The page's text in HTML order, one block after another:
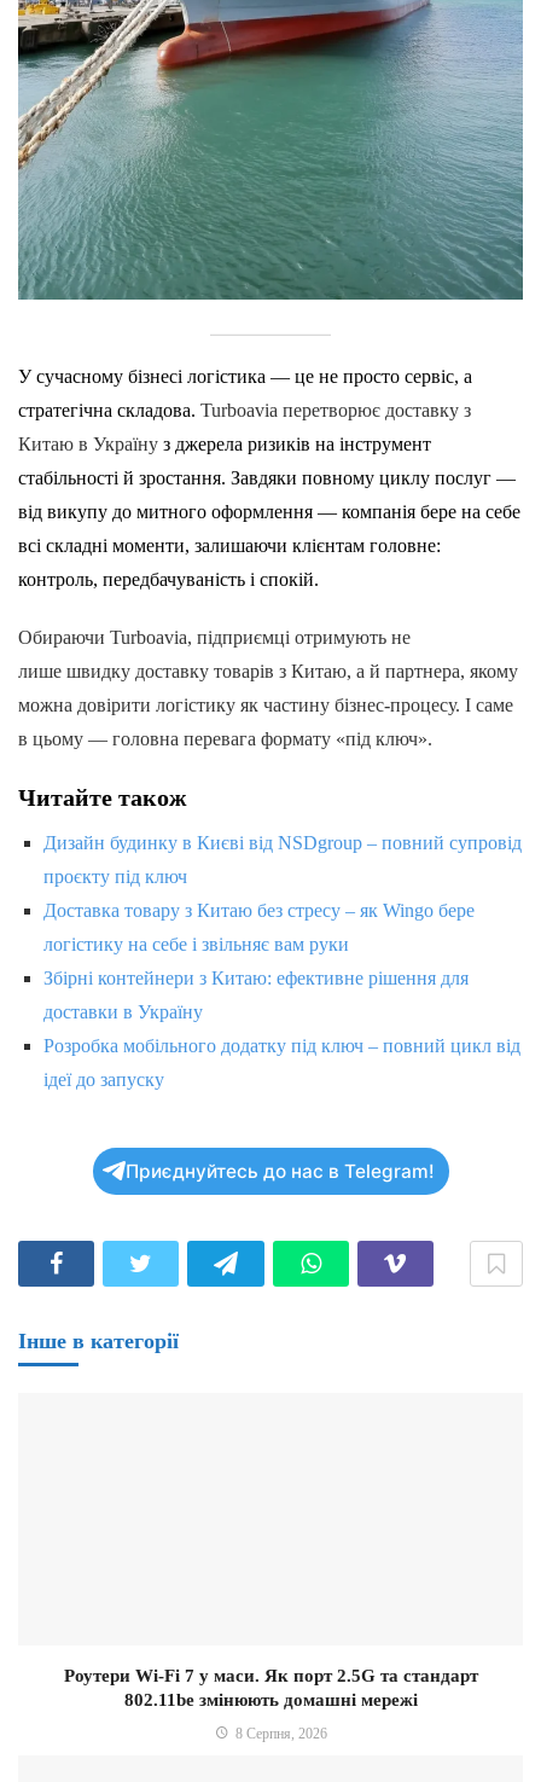
У сучасному бізнесі логістика — це не просто сервіс, а
стратегічна складова. Turboavia перетворює доставку з
Китаю в Україну з джерела ризиків на інструмент
стабільності й зростання. Завдяки повному циклу послуг —
від викупу до митного оформлення — компанія бере на себе
всі складні моменти, залишаючи клієнтам головне:
контроль, передбачуваність і спокій.
Обираючи Turboavia, підприємці отримують не
лише швидку доставку товарів з Китаю, а й партнера, якому
можна довірити логістику як частину бізнес-процесу. І саме
в цьому — головна перевага формату «під ключ».
Читайте також
Дизайн будинку в Києві від NSDgroup – повний супровід
проєкту під ключ
Доставка товару з Китаю без стресу – як Wingo бере
логістику на себе і звільняє вам руки
Збірні контейнери з Китаю: ефективне рішення для
доставки в Україну
Розробка мобільного додатку під ключ – повний цикл від
ідеї до запуску
Приєднуйтесь до нас в Telegram!
Інше в категорії
Роутери Wi-Fi 7 у маси. Як порт 2.5G та стандарт
802.11be змінюють домашні мережі
8 Серпня, 2026